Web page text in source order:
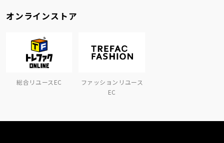
オンラインストア
総合リユースEC
ファッションリユース
EC